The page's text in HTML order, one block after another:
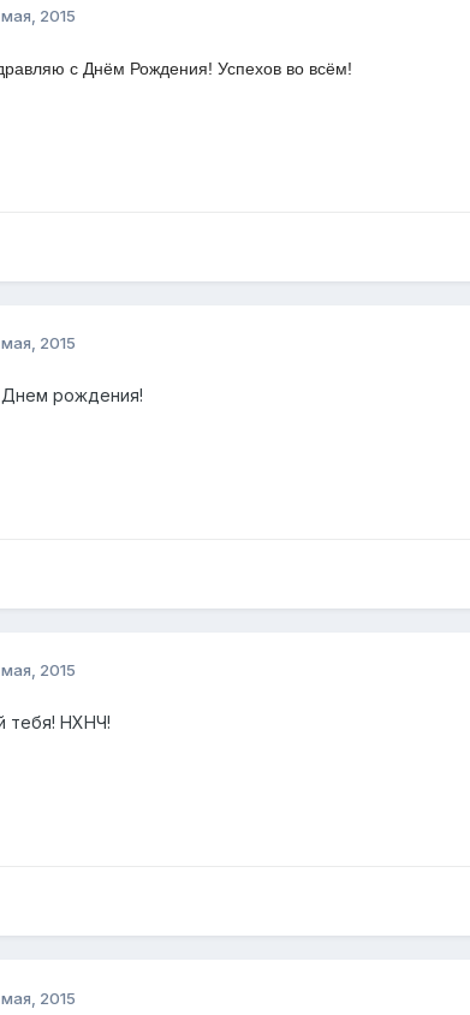
мая, 2015
с Днём Рождения! Успехов во всём!
мая, 2015
рождения!
мая, 2015
тебя! НХНЧ!
мая, 2015